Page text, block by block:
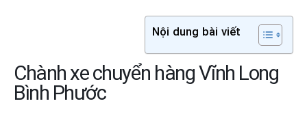
Nội dung bài viết
Chành xe chuyển hàng Vĩnh Long
Bình Phước